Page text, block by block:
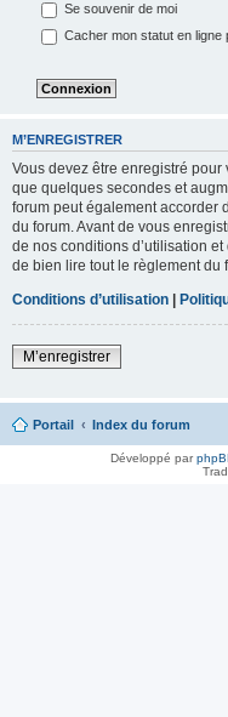
Se souvenir de moi
Cacher mon statut en ligne
M’ENREGISTRER
Vous devez être enregistré pour
que quelques secondes et
forum peut également accorder
du forum. Avant de vous
de nos conditions d’utilisation
de bien lire tout le règlement du
Conditions d’utilisation |
M’enregistrer
Portail Index du forum
Développé par